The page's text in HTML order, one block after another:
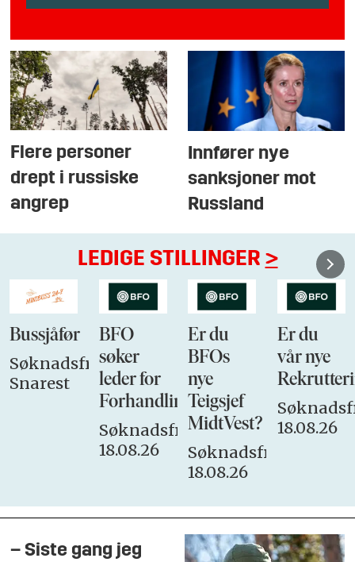
Flere personer
drept i russiske
angrep
Innfører nye
sanksjoner mot
Russland
LEDIGE STILLINGER >
Bussjåfør
Søknadsfrist:
Snarest
BFO
søker
leder for
Forhandlingsutvalget
Søknadsfrist:
18.08.26
Er du
BFOs
nye
Teigsjef
MidtVest?
Søknadsfrist:
18.08.26
Er du
vår nye
18.08.26
– Siste gang jeg